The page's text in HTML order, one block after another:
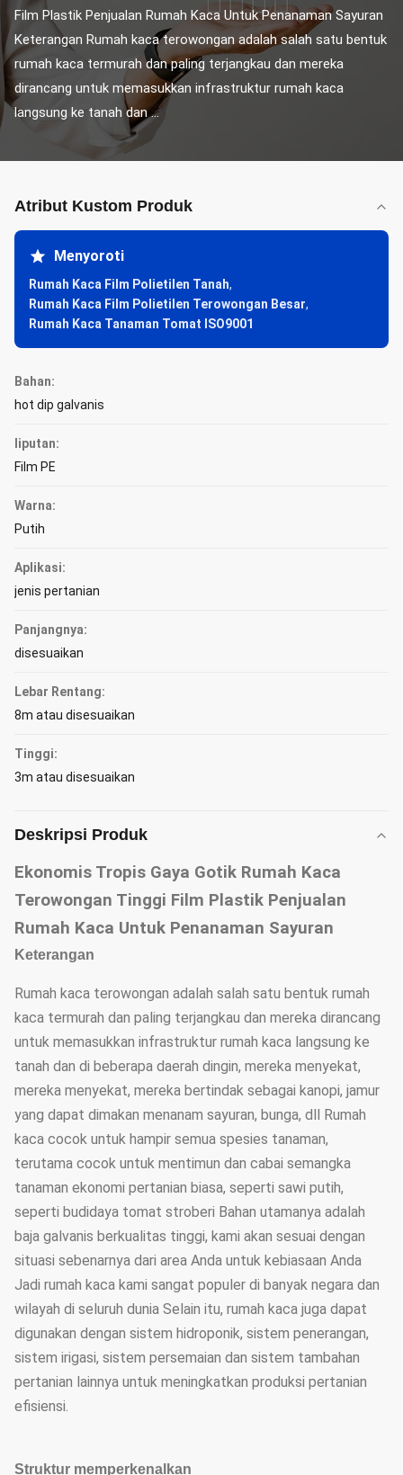
Film Plastik Penjualan Rumah Kaca Untuk Penanaman Sayuran
Keterangan Rumah kaca terowongan adalah salah satu bentuk
rumah kaca termurah dan paling terjangkau dan mereka
dirancang untuk memasukkan infrastruktur rumah kaca
langsung ke tanah dan ...
Atribut Kustom Produk
Menyoroti
Rumah Kaca Film Polietilen Tanah,
Rumah Kaca Film Polietilen Terowongan Besar,
Rumah Kaca Tanaman Tomat ISO9001
Bahan:
hot dip galvanis
liputan:
Film PE
Warna:
Putih
Aplikasi:
jenis pertanian
Panjangnya:
disesuaikan
Lebar Rentang:
8m atau disesuaikan
Tinggi:
3m atau disesuaikan
Deskripsi Produk
Ekonomis Tropis Gaya Gotik Rumah Kaca
Terowongan Tinggi Film Plastik Penjualan
Rumah Kaca Untuk Penanaman Sayuran
Keterangan
Rumah kaca terowongan adalah salah satu bentuk rumah
kaca termurah dan paling terjangkau dan mereka dirancang
untuk memasukkan infrastruktur rumah kaca langsung ke
tanah dan di beberapa daerah dingin, mereka menyekat,
mereka menyekat, mereka bertindak sebagai kanopi, jamur
yang dapat dimakan menanam sayuran, bunga, dll Rumah
kaca cocok untuk hampir semua spesies tanaman,
terutama cocok untuk mentimun dan cabai semangka
tanaman ekonomi pertanian biasa, seperti sawi putih,
seperti budidaya tomat stroberi Bahan utamanya adalah
baja galvanis berkualitas tinggi, kami akan sesuai dengan
situasi sebenarnya dari area Anda untuk kebiasaan Anda
Jadi rumah kaca kami sangat populer di banyak negara dan
wilayah di seluruh dunia Selain itu, rumah kaca juga dapat
digunakan dengan sistem hidroponik, sistem penerangan,
sistem irigasi, sistem persemaian dan sistem tambahan
pertanian lainnya untuk meningkatkan produksi pertanian
efisiensi.
Struktur memperkenalkan